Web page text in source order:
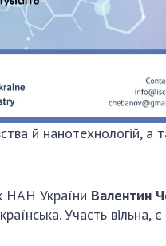
й
НАН України Валентин
Участь вільна,